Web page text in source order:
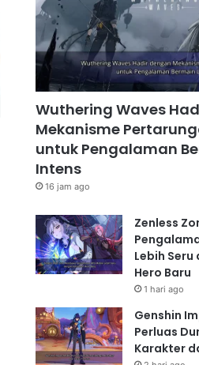
Wuthering Waves
Mekanisme
untuk Pengalaman
Intens
16 jam ago
Zenless
Lebih
Hero Baru
1 hari ago
Genshin
Perluas
Karakter